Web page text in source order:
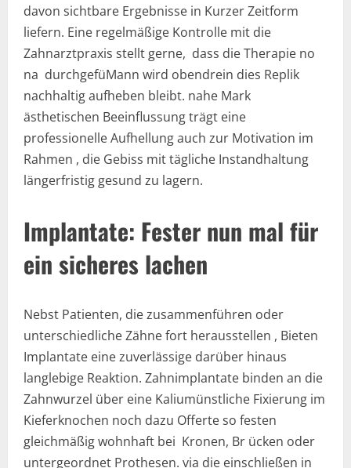
davon sichtbare Ergebnisse in Kurzer Zeitform
liefern. Eine regelmäßige Kontrolle mit die
Zahnarztpraxis stellt gerne, dass die Therapie no
na durchgefüMann wird obendrein dies Replik
nachhaltig aufheben bleibt. nahe Mark
ästhetischen Beeinflussung trägt eine
professionelle Aufhellung auch zur Motivation im
Rahmen , die Gebiss mit tägliche Instandhaltung
längerfristig gesund zu lagern.
Implantate: Fester nun mal für
ein sicheres lachen
Nebst Patienten, die zusammenführen oder
unterschiedliche Zähne fort herausstellen , Bieten
Implantate eine zuverlässige darüber hinaus
langlebige Reaktion. Zahnimplantate binden an die
Zahnwurzel über eine Kaliumünstliche Fixierung im
Kieferknochen noch dazu Offerte so festen
gleichmäßig wohnhaft bei Kronen, Br ücken oder
untergeordnet Prothesen. via die einschließen in